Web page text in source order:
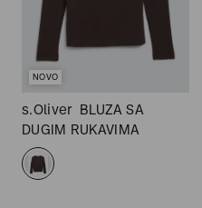
NOVO
s.Oliver BLUZA SA
DUGIM RUKAVIMA